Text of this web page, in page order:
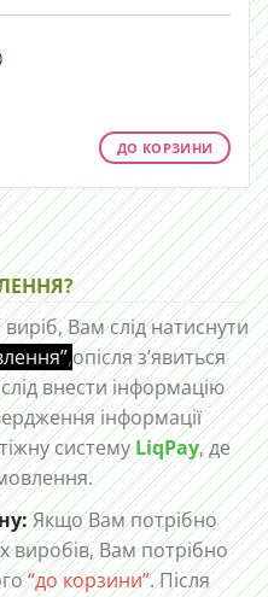
ДО КОРЗИНИ
Вам слід натиснути
,опісля з’явиться
внести інформацію
інформації
системуLiqPay, де
Якщо Вам потрібно
виробів, Вам потрібно
“до корзини”. Після